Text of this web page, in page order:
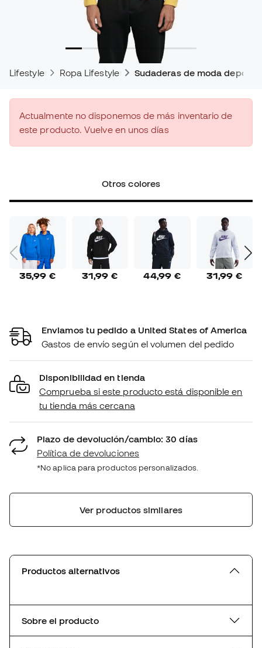
Lifestyle Ropa Lifestyle Sudaderas de moda
Actualmente no disponemos de más inventario de
este producto. Vuelve en unos días
Otros colores
35,99 € 31,99 € 44,99 € 31,99 €
Enviamos tu pedido a United States of America
Gastos de envío según el volumen del pedido
Disponibilidad en tienda
Comprueba si este producto está disponible en
tu tienda más cercana
Plazo de devolución/cambio: 30 días
Política de devoluciones
*No aplica para productos personalizados.
Ver productos similares
Productos alternativos
Sobre el producto